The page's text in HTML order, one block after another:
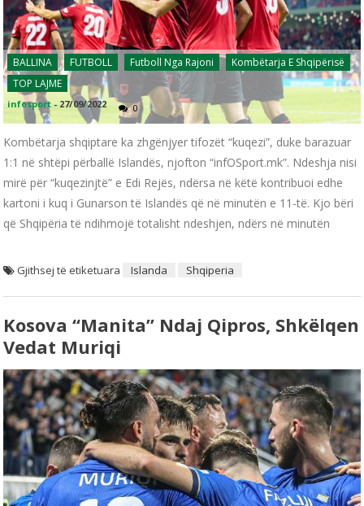
BALLINA FUTBOLL Futboll Nga Rajoni
Kombëtarja E Shqipërisë
TOP LAJME
infosport -27/09/2022 0
Kombëtarja shqiptare ka zhgënjyer tifozët “kuqezi”, duke barazuar
1:1 në shtëpi përballë Islandës, njofton “infOSport.mk”. Ndeshja nisi
mirë për “kuqezinjtë” e Edi Rejës, ndërsa në këtë kontribuoi edhe
kartoni i kuq i Gunarson të Islandës që në minutën e 11-të. Kjo bëri
që Shqipëria të ndihmojë totalisht ndeshjen, ndërs në minutën
Gjithsej të etiketuara Islanda Shqiperia
Kosova “manita” Ndaj Qipros, Shkëlqen
Vedat Muriqi